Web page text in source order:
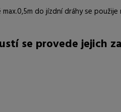
do jízdní dráhy se použije
se provede jejich